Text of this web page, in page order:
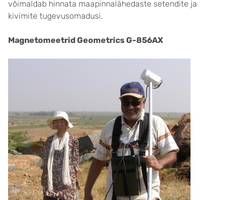
võimaldab hinnata maapinnalähedaste setendite ja
kivimite tugevusomadusi.
Magnetomeetrid Geometrics G-856AX